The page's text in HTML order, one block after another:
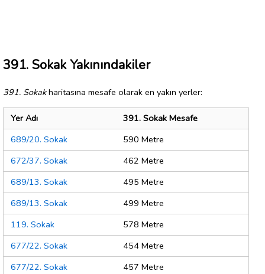
391. Sokak Yakınındakiler
391. Sokakharitasına mesafe olarak en yakın yerler:
Yer Adı
391. Sokak Mesafe
689/20. Sokak
590 Metre
672/37. Sokak
462 Metre
689/13. Sokak
495 Metre
689/13. Sokak
499 Metre
119. Sokak
578 Metre
677/22. Sokak
454 Metre
677/22. Sokak
457 Metre